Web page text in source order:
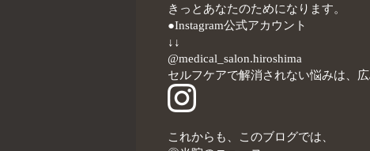
きっとあなたのためになります。
●Instagram公式アカウント
↓↓
@medical_salon.hiroshima
セルフケアで解消されない悩みは、
これからも、このブログでは、